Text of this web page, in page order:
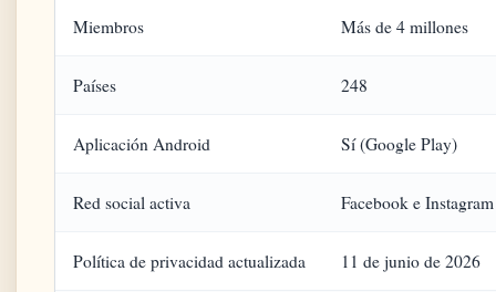
Miembros Más de 4 millones
Países 248
Aplicación Android Sí (Google Play)
Red social activa Facebook e Instagram
Política de privacidad actualizada 11 de junio de 2026